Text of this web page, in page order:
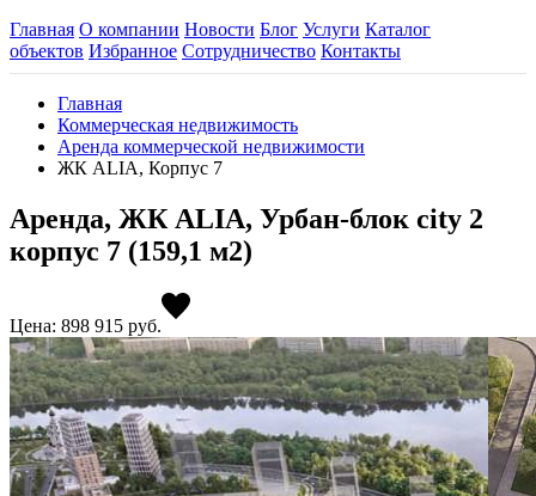
Главная О компании Новости Блог Услуги Каталог
объектов Избранное Сотрудничество Контакты
Главная
Коммерческая недвижимость
Аренда коммерческой недвижимости
ЖК ALIA, Корпус 7
Аренда, ЖК ALIA, Урбан-блок city 2
корпус 7 (159,1 м2)
Цена: 898 915 руб.